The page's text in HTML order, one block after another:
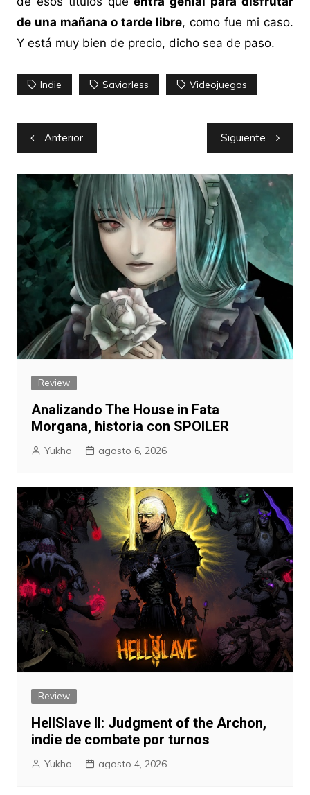
de una mañana o tarde libre, como fue mi caso.
Y está muy bien de precio, dicho sea de paso.
Indie Saviorless Videojuegos
Navegación
de
entradas
Anterior Siguiente
Review
Analizando The House in Fata
Morgana, historia con SPOILER
Yukha agosto 6, 2026
Review
HellSlave II: Judgment of the Archon,
indie de combate por turnos
Yukha agosto 4, 2026